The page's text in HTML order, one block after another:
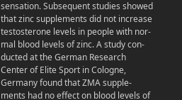
sensation. Subsequent studies showed
that zinc supplements did not increase
testosterone levels in people with nor-
mal blood levels of zinc. A study con-
ducted at the German Research
Center of Elite Sport in Cologne,
Germany found that ZMA supple-
ments had no effect on blood levels of